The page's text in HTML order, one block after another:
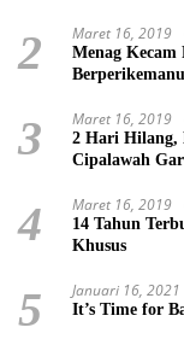
2 Maret 16, 2019
Menag Kecam
3 Maret 16, 2019
2 Hari Hilang,
Cipalawah
4 Maret 16, 2019
14 Tahun
Khusus
5 Januari 16, 2021
It’s Time for